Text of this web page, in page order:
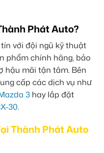
Phát Auto?
với đội ngũ kỹ thuật
phẩm chính hãng, bảo
hậu mãi tận tâm. Bên
cấp các dịch vụ như
3 hay lắp đặt
30.
Thành Phát Auto